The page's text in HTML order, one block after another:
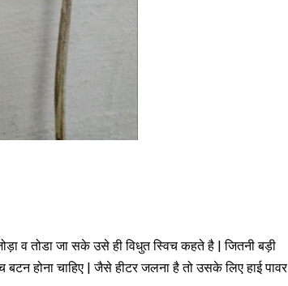
व तोडा जा सके उसे ही विधुत स्विच कहते है | जितनी बड़ी
बटन होना चाहिए | जैसे हीटर जलना है तो उसके लिए हाई पावर